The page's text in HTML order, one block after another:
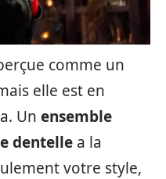
comme un
elle est en
Un ensemble
dentelle a la
votre style,